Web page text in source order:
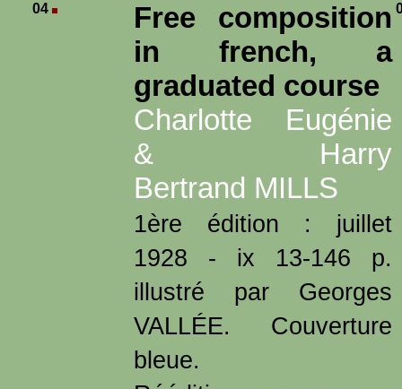
04
Free composition
in french, a
graduated course
Charlotte Eugénie
& Harry
Bertrand MILLS
1ère édition : juillet
1928 - ix 13-146 p.
illustré par Georges
VALLÉE. Couverture
bleue.